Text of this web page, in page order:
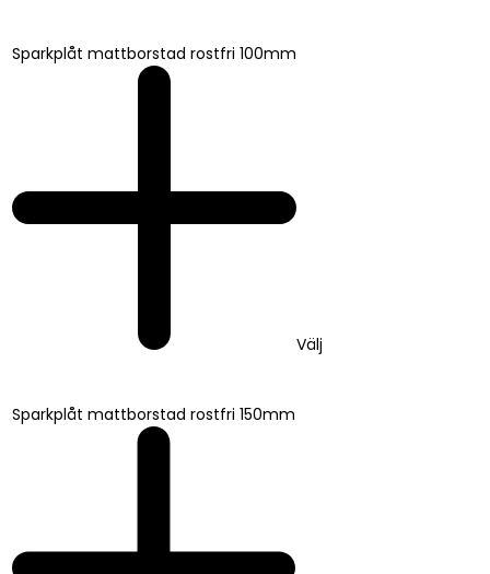
Sparkplåt mattborstad rostfri 100mm
Välj
Sparkplåt mattborstad rostfri 150mm